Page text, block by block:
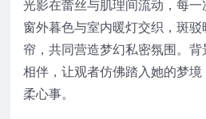
光影在蕾丝与肌理间流动，每一
窗外暮色与室内暖灯交织，斑
帘，共同营造梦幻私密氛围。
相伴，让观者仿佛踏入她的梦
柔心事。